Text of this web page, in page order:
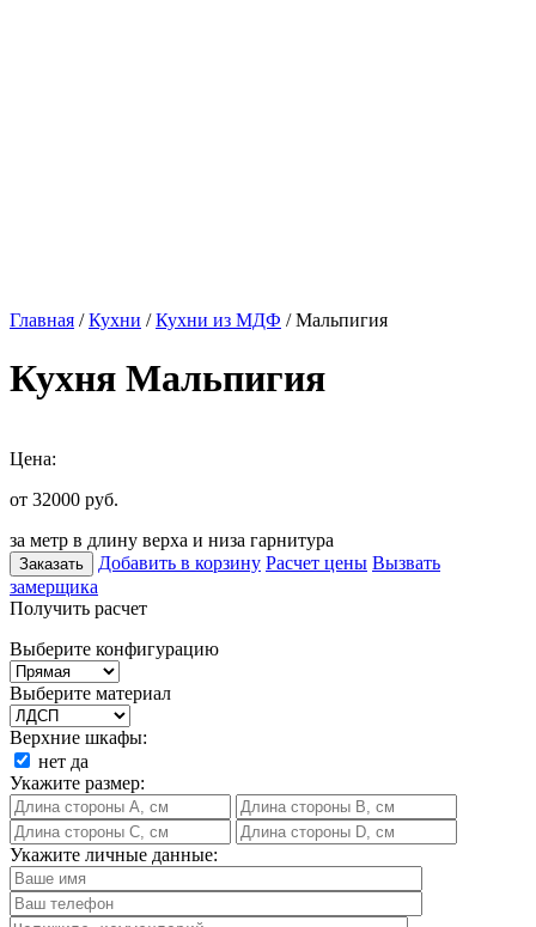
Главная /Кухни /Кухни из МДФ / Мальпигия
Кухня Мальпигия
Цена:
от 32000 руб.
за метр в длину верха и низа гарнитура
Заказать Добавить в корзину Расчет цены Вызвать
замерщика
Получить расчет
Выберите конфигурацию
Выберите материал
Верхние шкафы:
нет да
Укажите размер:
Укажите личные данные: